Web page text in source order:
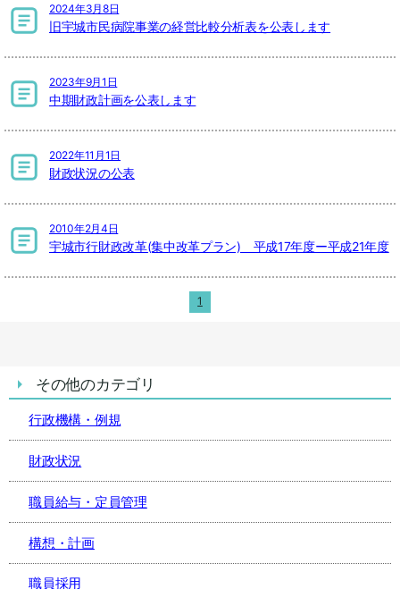
2024年3月8日
旧宇城市民病院事業の経営比較分析表を公表します
2023年9月1日
中期財政計画を公表します
2022年11月1日
財政状況の公表
2010年2月4日
宇城市行財政改革(集中改革プラン) 平成17年度ー平成21年度
1
その他のカテゴリ
行政機構・例規
財政状況
職員給与・定員管理
構想・計画
職員採用